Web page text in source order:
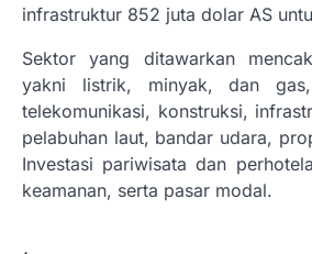
infrastruktur 852 juta dolar AS
Sektor yang ditawarkan
yakni listrik, minyak, dan
telekomunikasi, konstruksi,
pelabuhan laut, bandar udara,
Investasi pariwisata dan
keamanan, serta pasar modal.